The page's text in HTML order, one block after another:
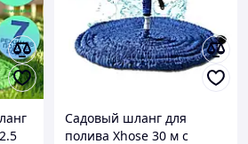
Садовый шланг для
полива Xhose 30 м с